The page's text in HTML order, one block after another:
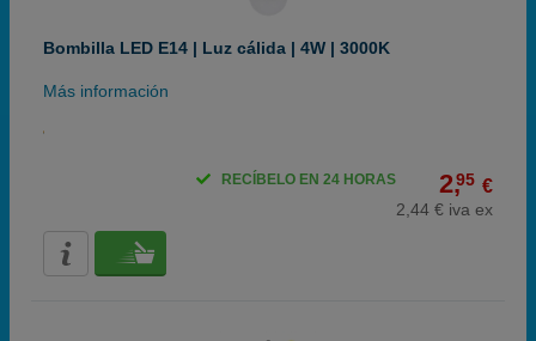
Bombilla LED E14 | Luz cálida | 4W | 3000K
Más información
2,95 €
2,44 € iva ex
RECÍBELO EN 24 HORAS